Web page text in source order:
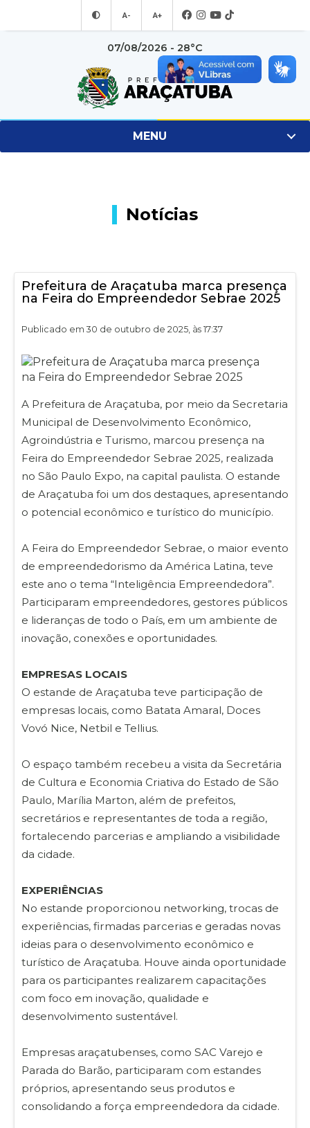
A- A+
07/08/2026 - 28°C
MENU
Notícias
Prefeitura de Araçatuba marca presença
na Feira do Empreendedor Sebrae 2025
Publicado em 30 de outubro de 2025, às 17:37
A Prefeitura de Araçatuba, por meio da Secretaria
Municipal de Desenvolvimento Econômico,
Agroindústria e Turismo, marcou presença na
Feira do Empreendedor Sebrae 2025, realizada
no São Paulo Expo, na capital paulista. O estande
de Araçatuba foi um dos destaques, apresentando
o potencial econômico e turístico do município.
A Feira do Empreendedor Sebrae, o maior evento
de empreendedorismo da América Latina, teve
este ano o tema “Inteligência Empreendedora”.
Participaram empreendedores, gestores públicos
e lideranças de todo o País, em um ambiente de
inovação, conexões e oportunidades.
EMPRESAS LOCAIS
O estande de Araçatuba teve participação de
empresas locais, como Batata Amaral, Doces
Vovó Nice, Netbil e Tellius.
O espaço também recebeu a visita da Secretária
de Cultura e Economia Criativa do Estado de São
Paulo, Marília Marton, além de prefeitos,
secretários e representantes de toda a região,
fortalecendo parcerias e ampliando a visibilidade
da cidade.
EXPERIÊNCIAS
No estande proporcionou networking, trocas de
experiências, firmadas parcerias e geradas novas
ideias para o desenvolvimento econômico e
turístico de Araçatuba. Houve ainda oportunidade
para os participantes realizarem capacitações
com foco em inovação, qualidade e
desenvolvimento sustentável.
Empresas araçatubenses, como SAC Varejo e
Parada do Barão, participaram com estandes
próprios, apresentando seus produtos e
consolidando a força empreendedora da cidade.